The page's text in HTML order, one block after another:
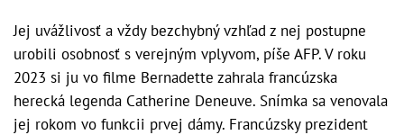
Jej uvážlivosť a vždy bezchybný vzhľad z nej postupne
urobili osobnosť s verejným vplyvom, píše AFP. V roku
2023 si ju vo filme Bernadette zahrala francúzska
herecká legenda Catherine Deneuve. Snímka sa venovala
jej rokom vo funkcii prvej dámy. Francúzsky prezident